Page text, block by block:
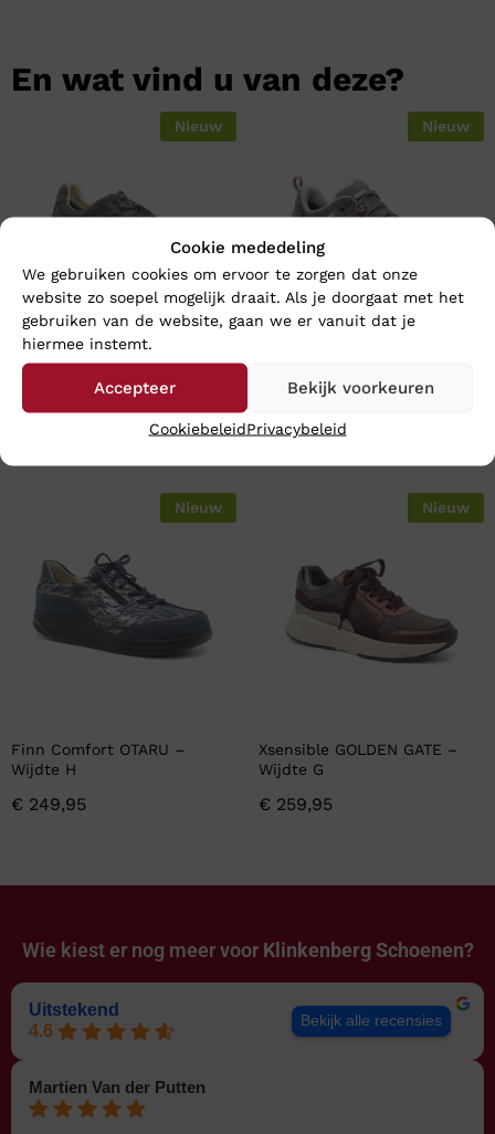
Cookie mededeling
We gebruiken cookies om ervoor te zorgen dat onze
website zo soepel mogelijk draait. Als je doorgaat met het
gebruiken van de website, gaan we er vanuit dat je
hiermee instemt.
Accepteer Bekijk voorkeuren
CookiebeleidPrivacybeleid
En wat vind u van deze?
Nieuw
Meindl CARACAS GTX –
Nieuw
– Wijdte H
€209,95
Nieuw
Finn Comfort OTARU –
Wijdte H
€ 249,95
Nieuw
Xsensible GOLDEN GATE –
Wijdte G
€ 259,95
Wie kiest er nog meer voor Klinkenberg Schoenen?
Uitstekend
4.6
Bekijk alle recensies
Martien Van der Putten